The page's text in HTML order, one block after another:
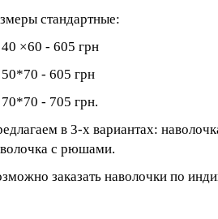
стандартные:
×60 - 605 грн
- 605 грн
- 705 грн.
в 3-х вариантах:
с рюшами.
заказать наволочки по